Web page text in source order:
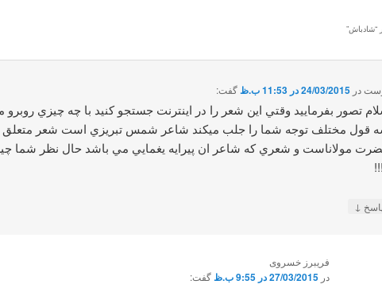
شادباش”
در24/03/2015 در 11:53 ب.ظ گفت:
تصور بفرماييد وقتي اين شعر را در اينترنت جستجو كنيد با چه چيزي روبرو
قول مختلف توجه شما را جلب ميكند شاعر شمس تبريزي است شعر متعلق
مولاناست و شعري كه شاعر ان پيرايه يغمايي مي باشد حال نظر شما
↓
فریبرز خسروی
در 27/03/2015 در 9:55 ب.ظ گفت: